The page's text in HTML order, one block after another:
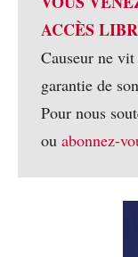
ACCÈS
Causeur ne vit
garantie de
Pour nous
ou abonnez-